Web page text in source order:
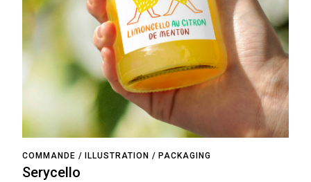
COMMANDE ILLUSTRATION PACKAGING
Serycello